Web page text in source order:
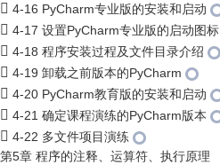
4-16 PyCharm专业版的安装和启动
4-17 设置PyCharm专业版的启动图标
4-18 程序安装过程及文件目录介绍
4-19 卸载之前版本的PyCharm
4-20 PyCharm教育版的安装和启动
4-21 确定课程演练的PyCharm版本
4-22 多文件项目演练
第5章 程序的注释、运算符、执行原理